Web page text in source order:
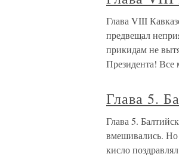
Глава VIII
предвещал
прикидам не
Президента! Все
Глава 5.
Глава 5.
вмешивались. Но
кисло